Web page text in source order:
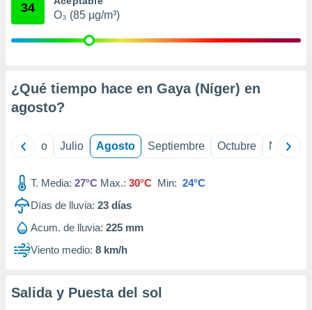
publicidad
publicidad
1199
34
O₃ (85 µg/m³)
¿Qué tiempo hace en Gaya (Níger) en
agosto?
Junio Julio Agosto Septiembre Octubre
T. Media: 27°C Max.: 30°C Min: 24°C
Días de lluvia: 23 días
Acum. de lluvia: 225 mm
Viento medio: 8 km/h
Salida y Puesta del sol